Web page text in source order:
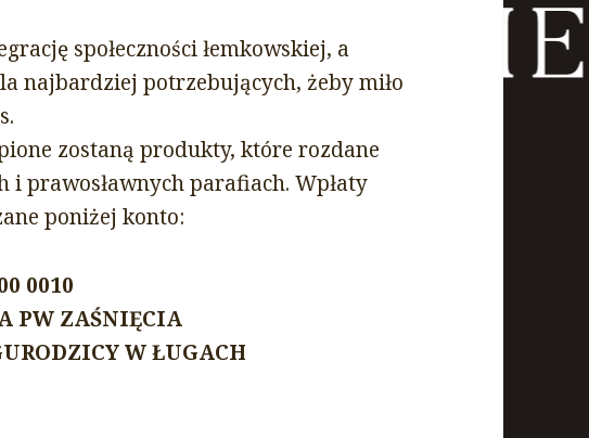
społeczności łemkowskiej, a
najbardziej potrzebujących, żeby miło
zostaną produkty, które rozdane
i prawosławnych parafiach. Wpłaty
poniżej konto:
0010
PW ZAŚNIĘCIA
W ŁUGACH